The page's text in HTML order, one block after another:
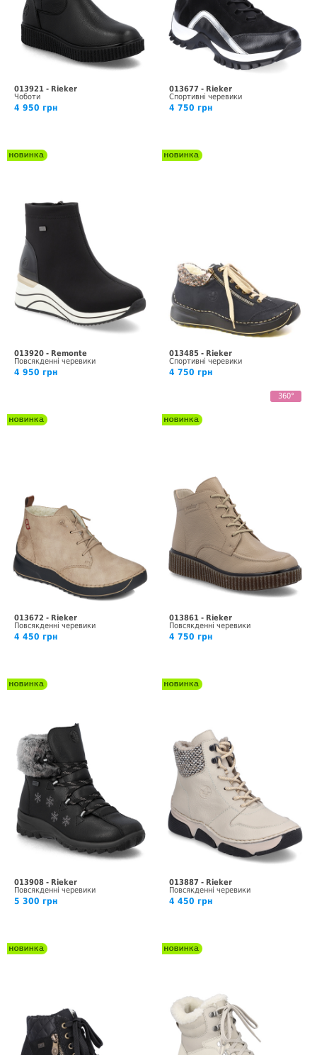
013921 - Rieker
Чоботи
4 950 грн
013677 - Rieker
Спортивні черевики
4 750 грн
013920 - Remonte
Повсякденні черевики
4 950 грн
013485 - Rieker
Спортивні черевики
4 750 грн
360°
013672 - Rieker
Повсякденні черевики
4 450 грн
013861 - Rieker
Повсякденні черевики
4 750 грн
013908 - Rieker
Повсякденні черевики
5 300 грн
013887 - Rieker
Повсякденні черевики
4 450 грн